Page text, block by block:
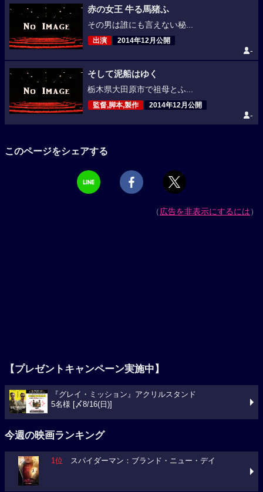
赤の女王 牛る馬猪ふ
その男は誰にも言えない秘...
出演 2014年12月公開
-
そして泥船はゆく
栃木県大田原市で祖母とふ...
監督,脚本,製作 2014年12月公開
-
このページをシェアする
（広告を非表示にするには）
【プレゼントキャンペーン実施中】
『グレイ・ミッション』アクリルスタンド
5名様 [〆8/16(日)]
今週の映画ランキング
1位 スパイダーマン：ブランド・ニュー・デイ